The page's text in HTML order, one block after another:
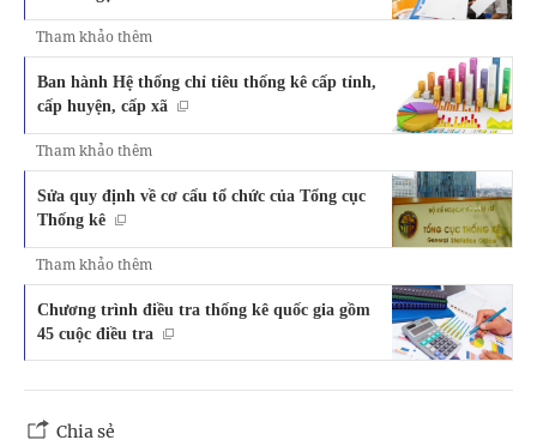
Tham khảo thêm
Ban hành Hệ thống chỉ tiêu thống kê cấp tỉnh,
cấp huyện, cấp xã
Tham khảo thêm
Sửa quy định về cơ cấu tổ chức của Tổng cục
Thống kê
Tham khảo thêm
Chương trình điều tra thống kê quốc gia gồm
45 cuộc điều tra
Chia sẻ